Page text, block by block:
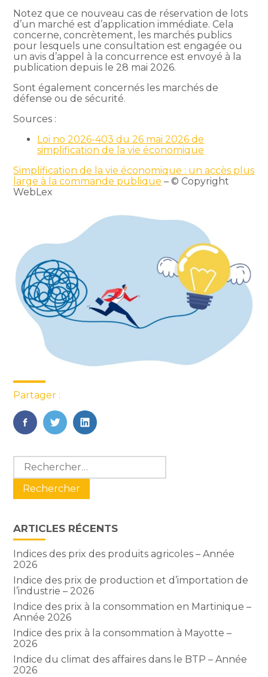
Notez que ce nouveau cas de réservation de lots
d’un marché est d’application immédiate. Cela
concerne, concrètement, les marchés publics
pour lesquels une consultation est engagée ou
un avis d’appel à la concurrence est envoyé à la
publication depuis le 28 mai 2026.
Sont également concernés les marchés de
défense ou de sécurité.
Sources :
Loi no 2026-403 du 26 mai 2026 de
simplification de la vie économique
Simplification de la vie économique : un accès plus
large à la commande publique – © Copyright
WebLex
Partager :
FaceBook
TwitterLinkedIn
Blog
sidebar
Rechercher :
ARTICLES RÉCENTS
Indices des prix des produits agricoles – Année
2026
Indice des prix de production et d’importation de
l’industrie – 2026
Indice des prix à la consommation en Martinique –
Année 2026
Indice des prix à la consommation à Mayotte –
2026
Indice du climat des affaires dans le BTP – Année
2026